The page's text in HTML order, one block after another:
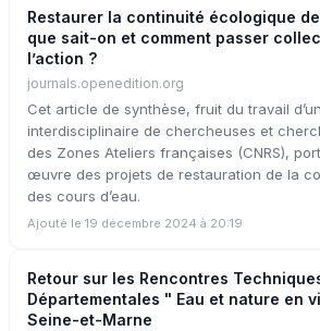
Restaurer la continuité écologique
que sait-on et comment passer
l’action ?
journals.openedition.org
Cet article de synthèse, fruit du travail
interdisciplinaire de chercheuses et
des Zones Ateliers françaises (CNRS),
œuvre des projets de restauration de la
des cours d’eau.
Ajouté le 19 décembre 2024 à 20:19
Retour sur les Rencontres
Départementales " Eau et nature en
Seine-et-Marne